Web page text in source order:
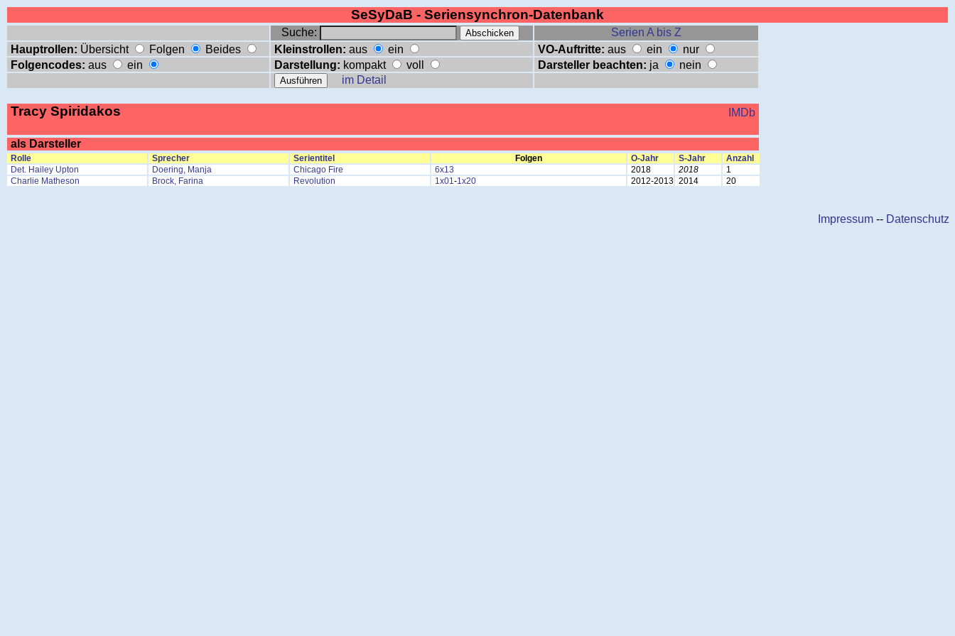
SeSyDaB - Seriensynchron-Datenbank
Suche:
Serien A bis Z
Hauptrollen: Übersicht Folgen Beides Kleinstrollen: aus ein VO-Auftritte: aus ein
nur
Folgencodes: aus ein Darstellung: kompakt voll Darsteller beachten: ja
nein
im Detail
Tracy Spiridakos IMDb
als Darsteller
Rolle Sprecher Serientitel Folgen O-Jahr S-Jahr
Anzahl
Det. Hailey Upton
Doering, Manja Chicago Fire 6x13 2018 2018
1
Charlie Matheson
Brock, Farina Revolution 1x01-1x20 2012-2013 2014 20
Impressum -- Datenschutz